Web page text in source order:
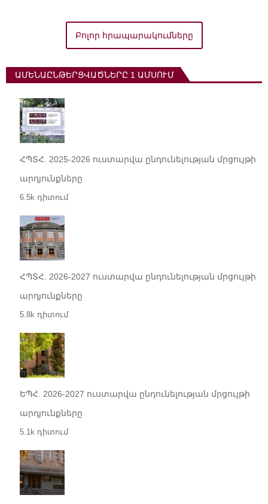
Բոլոր հրապարակումները
ԱՄԵՆԱԸՆԹԵՐՑՎԱԾՆԵՐԸ 1 ԱՄՍՈՒՄ
ՀՊՏՀ. 2025-2026 ուստարվա ընդունելության մրցույթի
արդյունքները
6.5k դիտում
ՀՊՏՀ. 2026-2027 ուստարվա ընդունելության մրցույթի
արդյունքները
5.8k դիտում
ԵՊՀ. 2026-2027 ուստարվա ընդունելության մրցույթի
արդյունքները
5.1k դիտում